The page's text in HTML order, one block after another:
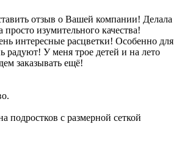
отзыв о Вашей компании! Делала
изумительного качества!
интересные расцветки! Особенно для
У меня трое детей и на лето
заказывать ещё!
подростков с размерной сеткой